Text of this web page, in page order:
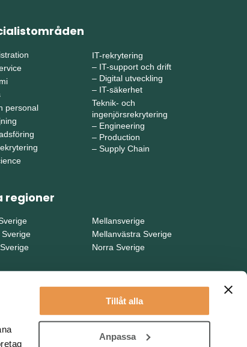
Tillåt alla
Anpassa
personal
IT-rekrytering
– IT-support och drift
– Digital utveckling
– IT-säkerhet
Teknik- och
ingenjörsrekrytering
– Engineering
– Production
– Supply Chain
regioner
Mellansverige
Mellanvästra Sverige
Norra Sverige